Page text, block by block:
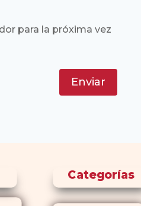
para la próxima vez
Enviar
Categorías